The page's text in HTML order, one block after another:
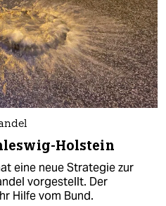
Holstein
eine neue Strategie zur
vorgestellt. Der
Hilfe vom Bund.